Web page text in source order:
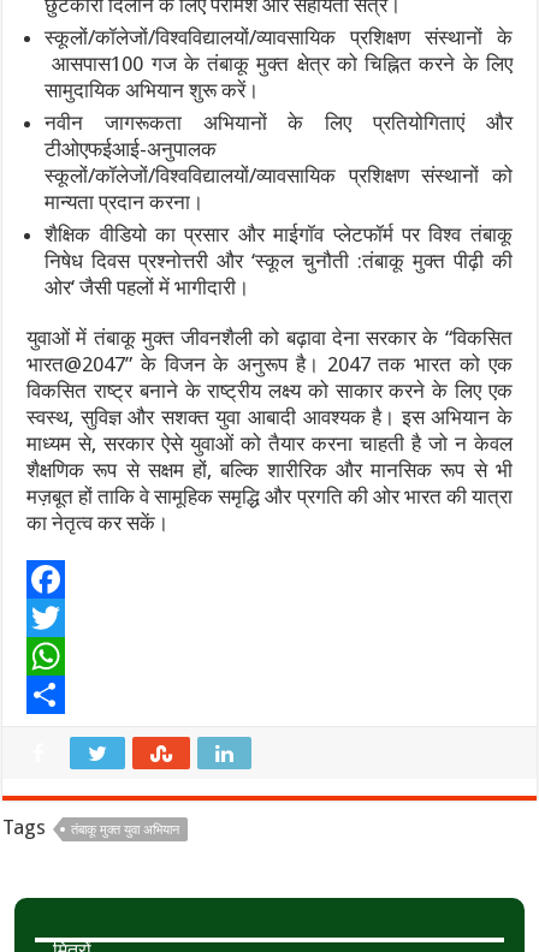
छुटकारा दिलाने के लिए परामर्श और सहायता सत्र।
स्कूलों/कॉलेजों/विश्वविद्यालयों/व्यावसायिक प्रशिक्षण संस्थानों के
आसपास100 गज के तंबाकू मुक्त क्षेत्र को चिह्नित करने के लिए
सामुदायिक अभियान शुरू करें।
नवीन जागरूकता अभियानों के लिए प्रतियोगिताएं और
टीओएफईआई-अनुपालक
स्कूलों/कॉलेजों/विश्वविद्यालयों/व्यावसायिक प्रशिक्षण संस्थानों को
मान्यता प्रदान करना।
शैक्षिक वीडियो का प्रसार और माईगॉव प्लेटफॉर्म पर विश्व तंबाकू
निषेध दिवस प्रश्नोत्तरी और ‘स्कूल चुनौती:तंबाकू मुक्त पीढ़ी की
ओर‘ जैसी पहलों में भागीदारी।
युवाओं में तंबाकू मुक्त जीवनशैली को बढ़ावा देना सरकार के “विकसित
भारत@2047” के विजन के अनुरूप है। 2047 तक भारत को एक
विकसित राष्ट्र बनाने के राष्ट्रीय लक्ष्य को साकार करने के लिए एक
स्वस्थ, सुविज्ञ और सशक्त युवा आबादी आवश्यक है। इस अभियान के
माध्यम से, सरकार ऐसे युवाओं को तैयार करना चाहती है जो न केवल
शैक्षणिक रूप से सक्षम हों, बल्कि शारीरिक और मानसिक रूप से भी
मज़बूत हों ताकि वे सामूहिक समृद्धि और प्रगति की ओर भारत की यात्रा
का नेतृत्व कर सकें।
F
a
c
T
w
W
Tags तंबाकू मुक्त युवा अभियान